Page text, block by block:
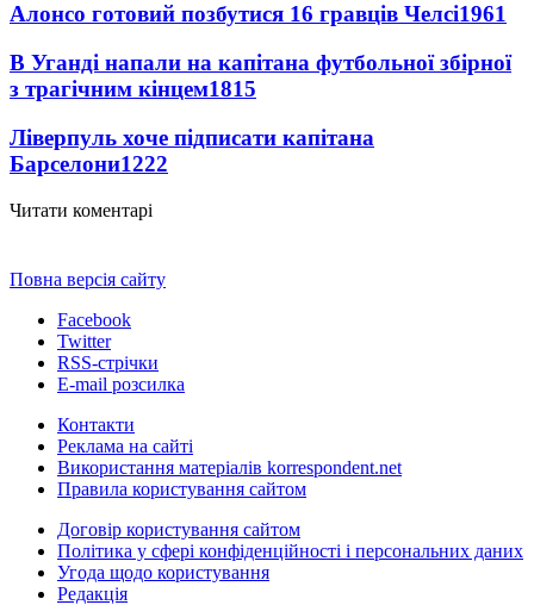
Алонсо готовий позбутися 16 гравців Челсі1961
В Уганді напали на капітана футбольної збірної
з трагічним кінцем1815
Ліверпуль хоче підписати капітана
Барселони1222
Читати коментарі
Повна версія сайту
Facebook
Twitter
RSS-стрічки
E-mail розсилка
Контакти
Реклама на сайті
Використання матеріалів korrespondent.net
Правила користування сайтом
Договір користування сайтом
Політика у сфері конфіденційності і персональних даних
Угода щодо користування
Редакція